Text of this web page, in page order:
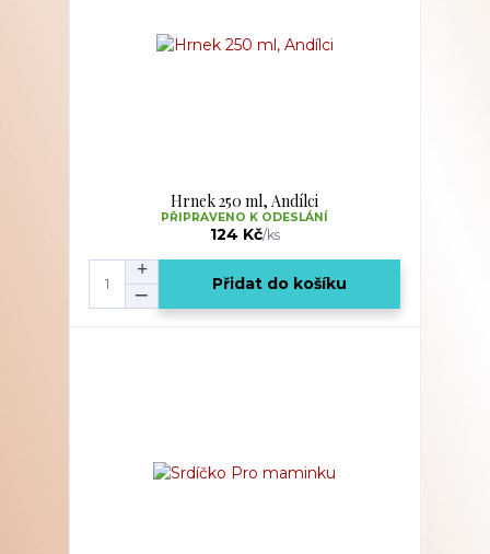
Hrnek 250 ml, Andílci
124 Kč/ks
PŘIPRAVENO K ODESLÁNÍ
Přidat do košíku